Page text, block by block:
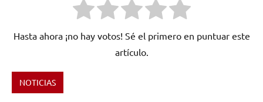
Hasta ahora ¡no hay votos! Sé el primero en puntuar este
artículo.
Etiquetado
NOTICIAS